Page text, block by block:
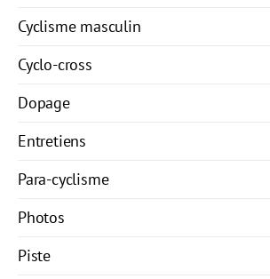
Cyclisme masculin
Cyclo-cross
Dopage
Entretiens
Para-cyclisme
Photos
Piste